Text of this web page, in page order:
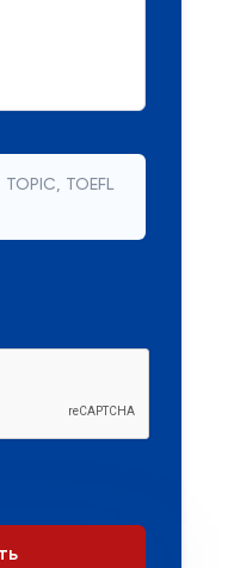
TOPIC, TOEFL